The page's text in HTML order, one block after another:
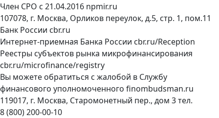
Член СРО с 21.04.2016 npmir.ru
107078, г. Москва, Орликов переулок, д.5, стр. 1, пом.11
Банк России cbr.ru
Интернет-приемная Банка России cbr.ru/Reception
Реестры субъектов рынка микрофинансирования
cbr.ru/microfinance/registry
Вы можете обратиться с жалобой в Службу
финансового уполномоченного finombudsman.ru
119017, г. Москва, Старомонетный пер., дом 3 тел.
8 (800) 200-00-10